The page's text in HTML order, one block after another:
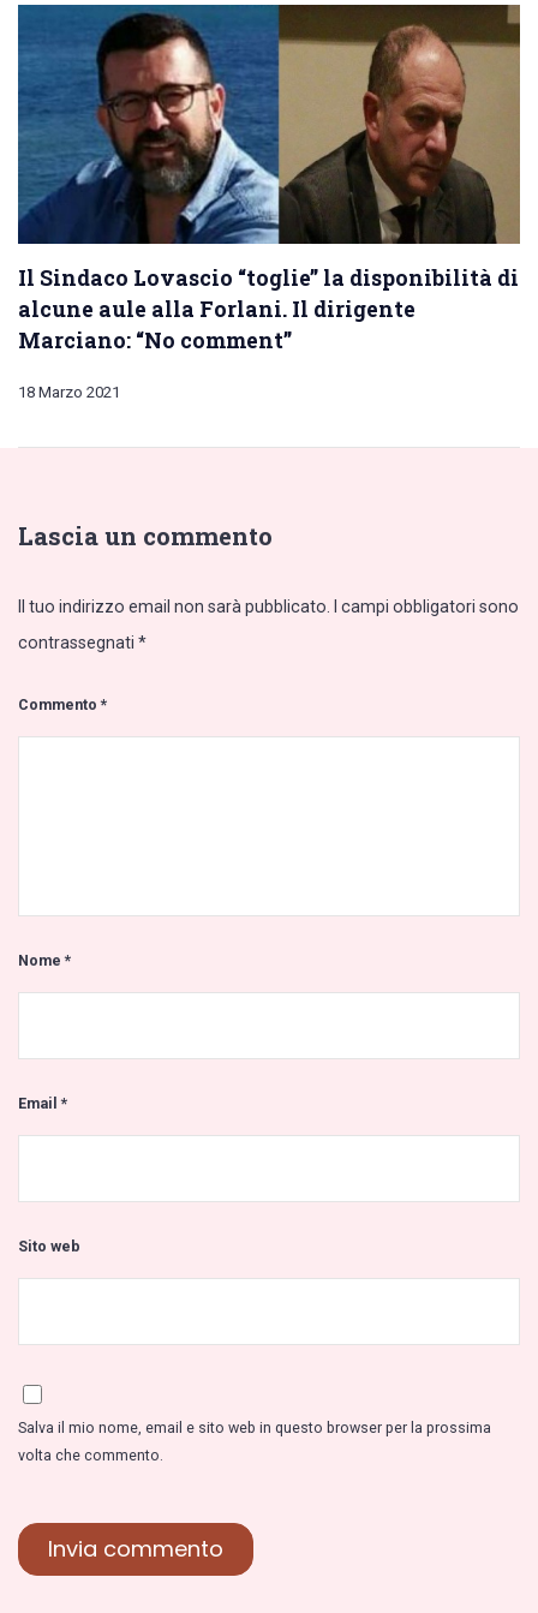
Il Sindaco Lovascio “toglie” la disponibilità di
alcune aule alla Forlani. Il dirigente
Marciano: “No comment”
18 Marzo 2021
Lascia un commento
Il tuo indirizzo email non sarà pubblicato.
I campi obbligatori sono
contrassegnati *
Commento*
Nome*
Email*
Sito web
Salva il mio nome, email e sito web in questo browser per la prossima
volta che commento.